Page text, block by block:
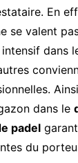
En
se valent
dans
dans le
padel
du